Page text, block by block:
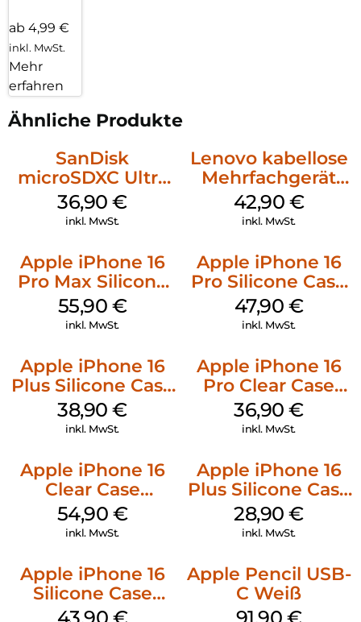
ab 4,99 €
inkl. MwSt.
Mehr
erfahren
Ähnliche Produkte
SanDisk
microSDXC Ultra
128 GB + Adapter
Mobile
36,90€
inkl. MwSt.
Lenovo kabellose
Mehrfachgerät
Luna Grey
42,90 €
inkl. MwSt.
Apple iPhone 16
Pro Max Silicone
Case MagSafe
Stone Gray
55,90 €
inkl. MwSt.
Apple iPhone 16
Pro Silicone Case
MagSafe Denim
47,90 €
inkl. MwSt.
Apple iPhone 16
Plus Silicone Case
MagSafe Denim
38,90€
inkl. MwSt.
Apple iPhone 16
Pro Clear Case
MagSafe
Transparent
36,90€
inkl. MwSt.
Apple iPhone 16
Clear Case
MagSafe
Transparent
54,90 €
inkl. MwSt.
Apple iPhone 16
Plus Silicone Case
MagSafe Black
28,90€
inkl. MwSt.
Apple iPhone 16
Silicone Case
MagSafe Plum
Apple Pencil USB-
C Weiß